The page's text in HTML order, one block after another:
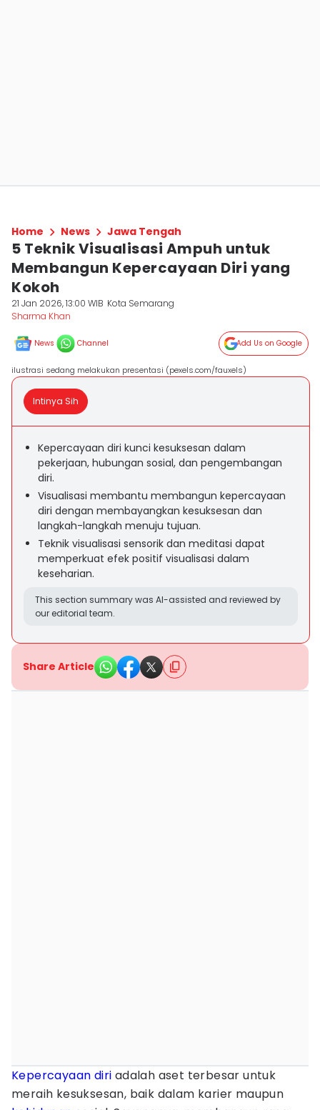
Home News Jawa Tengah
5 Teknik Visualisasi Ampuh untuk
Membangun Kepercayaan Diri yang
Kokoh
21 Jan 2026, 13:00 WIB Kota Semarang
Sharma Khan
News Channel Add Us on Google
ilustrasi sedang melakukan presentasi (pexels.com/fauxels)
Intinya Sih
Kepercayaan diri kunci kesuksesan dalam
pekerjaan, hubungan sosial, dan pengembangan
diri.
Visualisasi membantu membangun kepercayaan
diri dengan membayangkan kesuksesan dan
langkah-langkah menuju tujuan.
Teknik visualisasi sensorik dan meditasi dapat
memperkuat efek positif visualisasi dalam
keseharian.
This section summary was AI-assisted and reviewed by
our editorial team.
Share Article
Kepercayaan diri adalah aset terbesar untuk
meraih kesuksesan, baik dalam karier maupun